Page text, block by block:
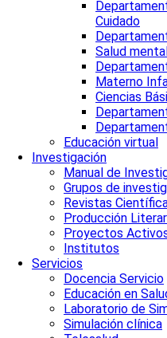
Cuidado
Salud
Materno
Ciencias
Educación virtual
Investigación
Manual de
Grupos de
Revistas
Producción
Proyectos
Institutos
Servicios
Docencia Servicio
Educación en
Laboratorio de
Simulación clínica